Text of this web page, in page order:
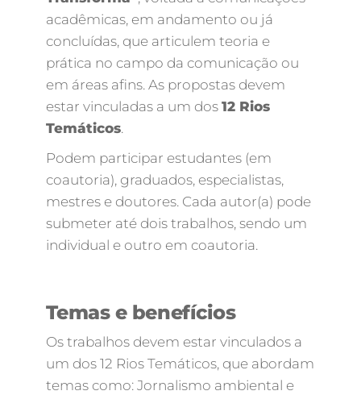
acadêmicas, em andamento ou já
concluídas, que articulem teoria e
prática no campo da comunicação ou
em áreas afins. As propostas devem
estar vinculadas a um dos 12 Rios
Temáticos.
Podem participar estudantes (em
coautoria), graduados, especialistas,
mestres e doutores. Cada autor(a) pode
submeter até dois trabalhos, sendo um
individual e outro em coautoria.
Temas e benefícios
Os trabalhos devem estar vinculados a
um dos 12 Rios Temáticos, que abordam
temas como: Jornalismo ambiental e